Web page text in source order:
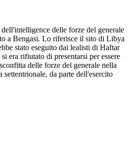
delle forze del generale
a Bengasi. Lo riferisce il sito di Libya
stato eseguito dai lealisti di Haftar
era rifiutato di presentarsi per essere
delle forze del generale nella
da parte dell'esercito